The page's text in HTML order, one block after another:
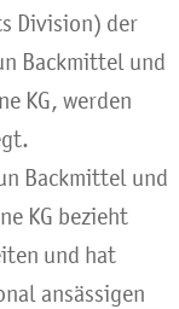
Division) der
Backmittel und
KG, werden
Backmittel und
KG bezieht
und hat
ansässigen